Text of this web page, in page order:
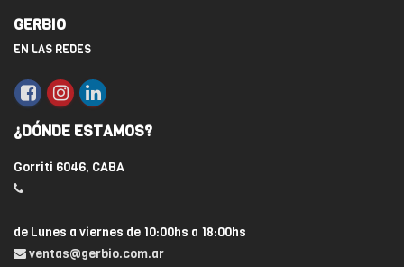
GERBIO
EN LAS REDES
¿DÓNDE ESTAMOS?
Gorriti 6046, CABA
de Lunes a viernes de 10:00hs a 18:00hs
ventas@gerbio.com.ar